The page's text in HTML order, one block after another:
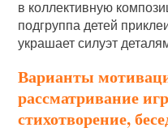
в коллективную
подгруппа детей
украшает силуэт
Варианты
рассматривание
стихотворение,